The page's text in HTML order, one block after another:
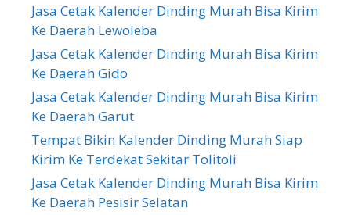
Jasa Cetak Kalender Dinding Murah Bisa Kirim
Ke Daerah Lewoleba
Jasa Cetak Kalender Dinding Murah Bisa Kirim
Ke Daerah Gido
Jasa Cetak Kalender Dinding Murah Bisa Kirim
Ke Daerah Garut
Tempat Bikin Kalender Dinding Murah Siap
Kirim Ke Terdekat Sekitar Tolitoli
Jasa Cetak Kalender Dinding Murah Bisa Kirim
Ke Daerah Pesisir Selatan